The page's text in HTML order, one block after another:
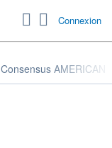
Connexion
Consensus AMERICAN